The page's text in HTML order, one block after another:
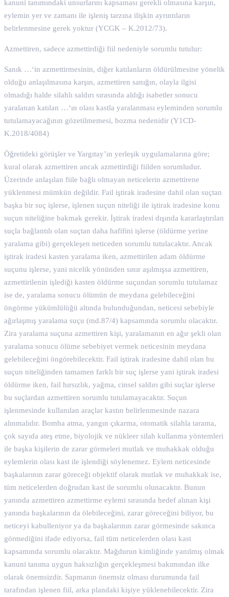
kanuni tanımındaki unsurlarını kapsaması gerekli olmasına karşın,
eylemin yer ve zamanı ile işleniş tarzına ilişkin ayrıntıların
belirlenmesine gerek yoktur (YCGK – K.2012/73).
Azmettiren, sadece azmettirdiği fiil nedeniyle sorumlu tutulur:
Sanık …‘in azmettirmesinin, diğer katılanların öldürülmesine yönelik
olduğu anlaşılmasına karşın, azmettiren sanığın, olayla ilgisi
olmadığı halde silahlı saldırı sırasında aldığı isabetler sonucu
yaralanan katılan …‘ın olası kastla yaralanması eyleminden sorumlu
tutulamayacağının gözetilmemesi, bozma nedenidir (Y1CD-
K.2018/4084)
Öğretideki görüşler ve Yargıtay’ın yerleşik uygulamalarına göre;
kural olarak azmettiren ancak azmettirdiği fiilden sorumludur.
Üzerinde anlaşılan fiile bağlı olmayan neticelerin azmettirene
yüklenmesi mümkün değildir. Fail iştirak iradesine dahil olan suçtan
başka bir suç işlerse, işlenen suçun niteliği ile iştirak iradesine konu
suçun niteliğine bakmak gerekir. İştirak iradesi dışında kararlaştırılan
suçla bağlantılı olan suçtan daha hafifini işlerse (öldürme yerine
yaralama gibi) gerçekleşen neticeden sorumlu tutulacaktır. Ancak
iştirak iradesi kasten yaralama iken, azmettirilen adam öldürme
suçunu işlerse, yani nicelik yönünden sınır aşılmışsa azmettiren,
azmettirilenin işlediği kasten öldürme suçundan sorumlu tutulamaz
ise de, yaralama sonucu ölümün de meydana gelebileceğini
öngörme yükümlülüğü altında bulunduğundan, neticesi sebebiyle
ağırlaşmış yaralama suçu (md.87/4) kapsamında sorumlu olacaktır.
Zira yaralama suçuna azmettiren kişi, yaralamanın en ağır şekli olan
yaralama sonucu ölüme sebebiyet vermek neticesinin meydana
gelebileceğini öngörebilecektir. Fail iştirak iradesine dahil olan bu
suçun niteliğinden tamamen farklı bir suç işlerse yani iştirak iradesi
öldürme iken, fail hırsızlık, yağma, cinsel saldırı gibi suçlar işlerse
bu suçlardan azmettiren sorumlu tutulamayacaktır. Suçun
işlenmesinde kullanılan araçlar kastın belirlenmesinde nazara
alınmalıdır. Bomba atma, yangın çıkarma, otomatik silahla tarama,
çok sayıda ateş etme, biyolojik ve nükleer silah kullanma yöntemleri
ile başka kişilerin de zarar görmeleri mutlak ve muhakkak olduğu
eylemlerin olası kast ile işlendiği söylenemez. Eylem neticesinde
başkalarının zarar göreceği objektif olarak mutlak ve muhakkak ise,
tüm neticelerden doğrudan kast ile sorumlu olunacaktır. Bunun
yanında azmettiren azmettirme eylemi sırasında hedef alınan kişi
yanında başkalarının da ölebileceğini, zarar göreceğini biliyor, bu
neticeyi kabulleniyor ya da başkalarının zarar görmesinde sakınca
görmediğini ifade ediyorsa, fail tüm neticelerden olası kast
kapsamında sorumlu olacaktır. Mağdurun kimliğinde yanılmış olmak
kanuni tanıma uygun haksızlığın gerçekleşmesi bakımından ilke
olarak önemsizdir. Sapmanın önemsiz olması durumunda fail
tarafından işlenen fiil, arka plandaki kişiye yüklenebilecektir. Zira